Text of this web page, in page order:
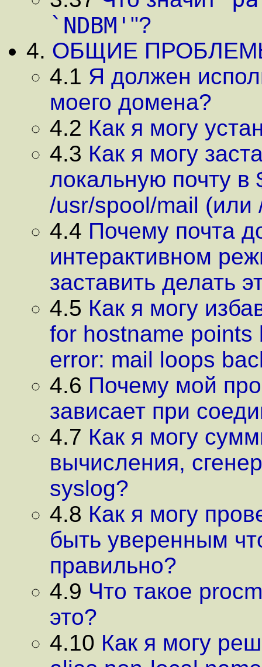
`NDBM' "?
4. ОБЩИЕ
4.1 Я должен
моего домена?
4.2 Как я могу
4.3 Как я могу
локальную почту в
/usr/spool/mail (или
4.4 Почему почта
интерактивном
заставить делать
4.5 Как я могу
for hostname
error: mail loops
4.6 Почему мой
зависает при
4.7 Как я могу
вычисления,
syslog?
4.8 Как я могу
быть уверенным
правильно?
4.9 Что такое
это?
4.10 Как я могу